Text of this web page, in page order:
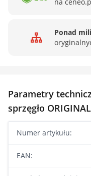
Ponad
Parametry
sprzęgło
Numer artykułu:
EAN: